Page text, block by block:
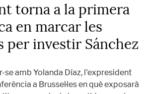
torna a la primera
en marcar les
per investir Sánchez
se amb Yolanda Díaz, l'expresident
a Brussel·les en què exposarà